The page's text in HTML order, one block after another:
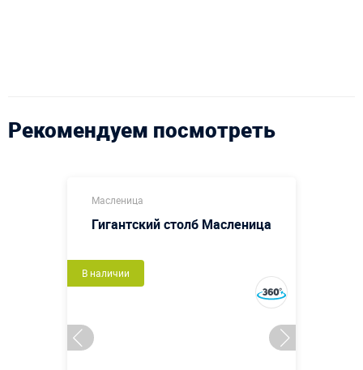
Рекомендуем посмотреть
Масленица
Гигантский столб Масленица
В наличии